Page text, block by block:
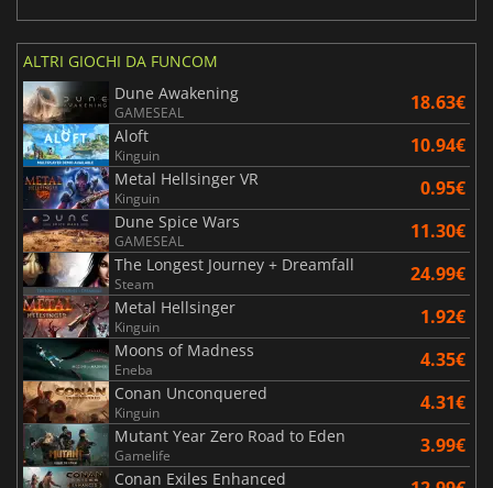
ALTRI GIOCHI DA FUNCOM
Dune Awakening
GAMESEAL 18.63€
Aloft
Kinguin 10.94€
Metal Hellsinger VR
Kinguin 0.95€
Dune Spice Wars
GAMESEAL 11.30€
The Longest Journey + Dreamfall
Steam 24.99€
Metal Hellsinger
Kinguin 1.92€
Moons of Madness
Eneba 4.35€
Conan Unconquered
Kinguin 4.31€
Mutant Year Zero Road to Eden
Gamelife 3.99€
Conan Exiles Enhanced